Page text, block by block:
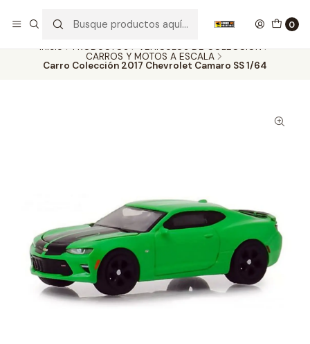
0
Inicio PRODUCTOS
VEHÍCULOS DE COLECCIÓN
CARROS Y MOTOS A ESCALA
Carro Colección 2017 Chevrolet Camaro SS 1/64